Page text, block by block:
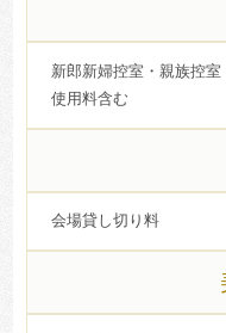
新郎新婦控室・親族控
使用料含む
会場貸し切り料